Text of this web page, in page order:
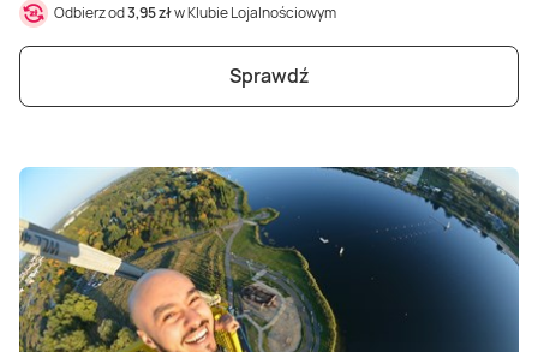
Odbierz od3,95 złw Klubie Lojalnościowym
Sprawdź